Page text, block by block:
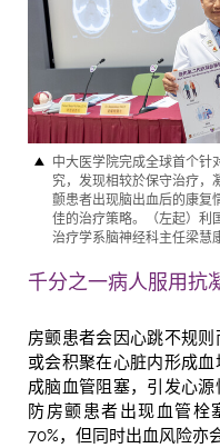
中大医学院完成全球首个针
究，发现相较於保守治疗，
颤患者出现脑出血后的康复
佳的治疗策略。（左起）利
治疗学系脑神经科主任梁慧
千分之一病人服用抗
房颤患者会因心跳不规
或会积聚在心脏内形成
成脑血管阻塞，引发心
防房颤患者出现血管栓
70%，但同时出血风险亦